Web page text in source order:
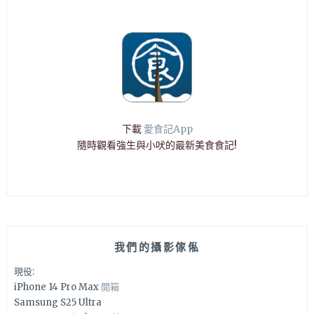
下載 愛食記App
隨時觀看強生與小吠的最新美食食記!
我們的攝影傢俬
現役:
iPhone 14 Pro Max 開箱
Samsung S25 Ultra